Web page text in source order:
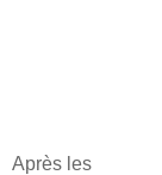
Après les